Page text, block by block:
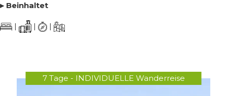
▸ Beinhaltet
| | |
7 Tage - INDIVIDUELLE Wanderreise